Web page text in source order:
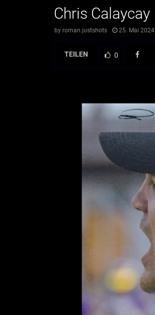
Chris Calaycay
by roman.justshots 25. Mai 2024
TEILEN 0